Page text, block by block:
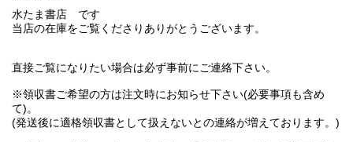
水たま書店 です
当店の在庫をご覧くださりありがとうございます。
直接ご覧になりたい場合は必ず事前にご連絡下さい。
※領収書ご希望の方は注文時にお知らせ下さい(必要事項も含め
て)。
(発送後に適格領収書として扱えないとの連絡が増えております。)